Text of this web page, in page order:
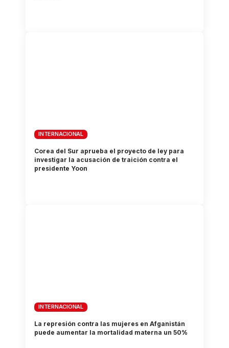
INTERNACIONAL
Corea del Sur aprueba el proyecto de ley para
investigar la acusación de traición contra el
presidente Yoon
INTERNACIONAL
La represión contra las mujeres en Afganistán
puede aumentar la mortalidad materna un 50%